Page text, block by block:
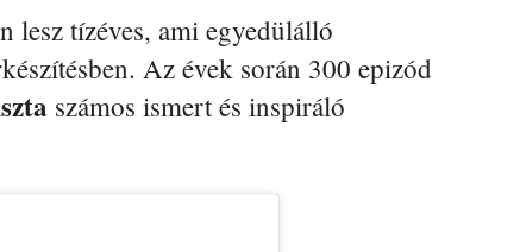
lesz tízéves, ami egyedülálló
Az évek során 300 epizód
számos ismert és inspiráló